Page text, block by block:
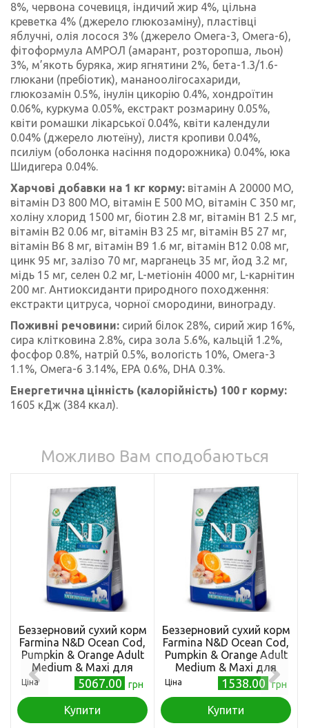
8%, червона сочевиця, індичий жир 4%, цільна
креветка 4% (джерело глюкозаміну), пластівці
яблучні, олія лосося 3% (джерело Омега-3, Омега-6),
фітоформула АМРОЛ (амарант, розторопша, льон)
3%, м’якоть буряка, жир ягнятини 2%, бета-1.3/1.6-
глюкани (пребіотик), мананоолігосахариди,
глюкозамін 0.5%, інулін цикорію 0.4%, хондроїтин
0.06%, куркума 0.05%, екстракт розмарину 0.05%,
квіти ромашки лікарської 0.04%, квіти календули
0.04% (джерело лютеїну), листя кропиви 0.04%,
псиліум (оболонка насіння подорожника) 0.04%, юка
Шидигера 0.04%.
Харчові добавки на 1 кг корму: вітамін А 20000 МО,
вітамін D3 800 МО, вітамін Е 500 МО, вітамін С 350 мг,
холіну хлорид 1500 мг, біотин 2.8 мг, вітамін В1 2.5 мг,
вітамін В2 0.06 мг, вітамін В3 25 мг, вітамін В5 27 мг,
вітамін В6 8 мг, вітамін В9 1.6 мг, вітамін В12 0.08 мг,
цинк 95 мг, залізо 70 мг, марганець 35 мг, йод 3.2 мг,
мідь 15 мг, селен 0.2 мг, L-метіонін 4000 мг, L-карнітин
200 мг. Антиоксиданти природного походження:
екстракти цитруса, чорної смородини, винограду.
Поживні речовини: сирий білок 28%, сирий жир 16%,
сира клітковина 2.8%, сира зола 5.6%, кальцій 1.2%,
фосфор 0.8%, натрій 0.5%, вологість 10%, Омега-3
1.1%, Омега-6 3.14%, EPA 0.6%, DHA 0.3%.
Енергетична цінність (калорійність) 100 г корму:
1605 кДж (384 ккал).
Можливо Вам сподобаються
Беззерновий сухий корм
Farmina N&D Ocean Cod,
Pumpkin & Orange Adult
Medium & Maxi для
собак середніх і великих
порід, з тріскою та
апельсином, 12 кг
Ціна 5067.00 грн
Купити
Беззерновий сухий корм
Farmina N&D Ocean Cod,
Pumpkin & Orange Adult
Medium & Maxi для
собак середніх і великих
порід, з тріскою та
апельсином, 2,5 кг
Ціна 1538.00 грн
Купити